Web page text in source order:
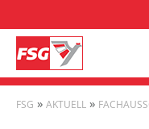
FSG » AKTUELL »